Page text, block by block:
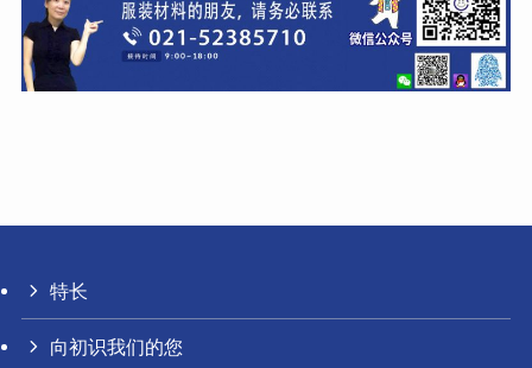
特长
向初识我们的您